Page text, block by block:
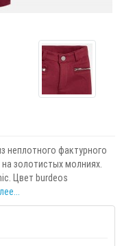
неплотного фактурного
золотистых молниях.
Цвет burdeos